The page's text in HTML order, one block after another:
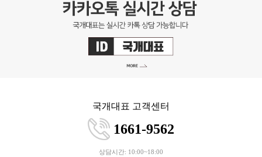
국개대표 고객센터
1661-9562
상담시간: 10:00~18:00